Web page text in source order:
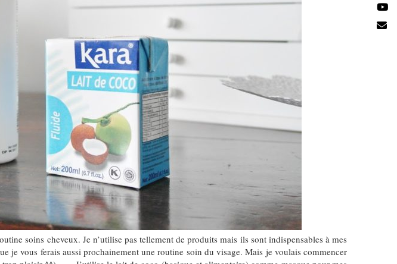
soins cheveux. Je n’utilise pas tellement de produits mais ils sont indispensables à mes
je vous ferais aussi prochainement une routine soin du visage. Mais je voulais commencer